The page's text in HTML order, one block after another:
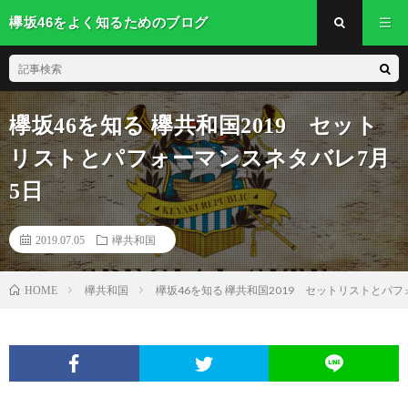
欅坂46をよく知るためのブログ
欅坂46を知る 欅共和国2019 セット
リストとパフォーマンスネタバレ7月
5日
2019.07.05 欅共和国
HOME 欅共和国 欅坂46を知る 欅共和国2019 セットリストとパフ